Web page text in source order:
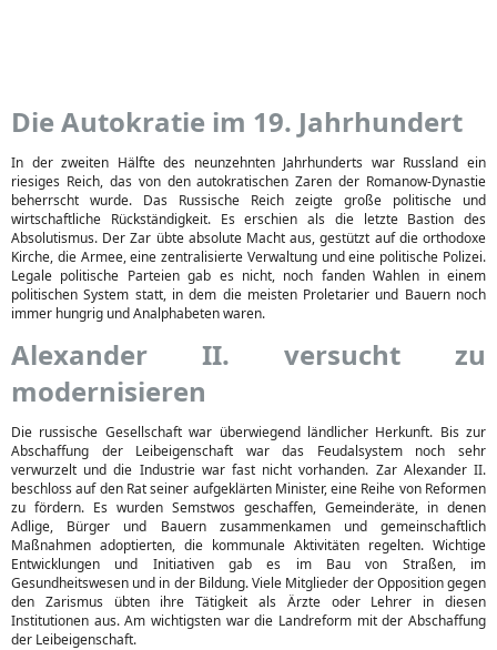
Die Autokratie im 19. Jahrhundert
In der zweiten Hälfte des neunzehnten Jahrhunderts war Russland ein
riesiges Reich, das von den autokratischen Zaren der Romanow-Dynastie
beherrscht wurde. Das Russische Reich zeigte große politische und
wirtschaftliche Rückständigkeit. Es erschien als die letzte Bastion des
Absolutismus. Der Zar übte absolute Macht aus, gestützt auf die orthodoxe
Kirche, die Armee, eine zentralisierte Verwaltung und eine politische Polizei.
Legale politische Parteien gab es nicht, noch fanden Wahlen in einem
politischen System statt, in dem die meisten Proletarier und Bauern noch
immer hungrig und Analphabeten waren.
Alexander II. versucht zu
modernisieren
Die russische Gesellschaft war überwiegend ländlicher Herkunft. Bis zur
Abschaffung der Leibeigenschaft war das Feudalsystem noch sehr
verwurzelt und die Industrie war fast nicht vorhanden. Zar Alexander II.
beschloss auf den Rat seiner aufgeklärten Minister, eine Reihe von Reformen
zu fördern. Es wurden Semstwos geschaffen, Gemeinderäte, in denen
Adlige, Bürger und Bauern zusammenkamen und gemeinschaftlich
Maßnahmen adoptierten, die kommunale Aktivitäten regelten. Wichtige
Entwicklungen und Initiativen gab es im Bau von Straßen, im
Gesundheitswesen und in der Bildung. Viele Mitglieder der Opposition gegen
den Zarismus übten ihre Tätigkeit als Ärzte oder Lehrer in diesen
Institutionen aus. Am wichtigsten war die Landreform mit der Abschaffung
der Leibeigenschaft.